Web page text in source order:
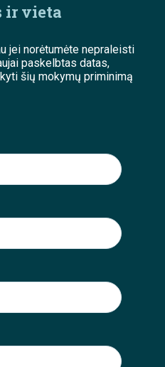
ir vieta
jei norėtumėte nepraleisti
paskelbtas datas,
šių mokymų priminimą